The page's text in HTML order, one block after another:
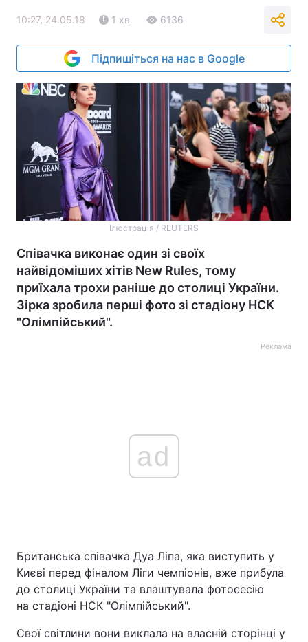
10:27, 24.05.18 1 хв. 6136
Підпишіться на нас в Google
Ілюстрація / REUTERS
Співачка виконає один зі своїх
найвідоміших хітів New Rules, тому
приїхала трохи раніше до столиці України.
Зірка зробила перші фото зі стадіону НСК
"Олімпійський".
Реклама
ad
Британська співачка Дуа Ліпа, яка виступить у
Києві перед фіналом Ліги чемпіонів, вже прибула
до столиці України та влаштувала фотосесію
на стадіоні НСК "Олімпійський".
Свої світлини вони виклала на власній сторінці у